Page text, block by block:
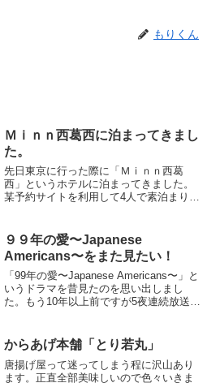
もりくん
Ｍｉｎｎ西葛西に泊まってきまし
た。
先日東京に行った際に「Ｍｉｎｎ西葛
西」というホテルに泊まってきました。
某予約サイトを利用して4人で素泊まり
月に完成したばかりだったのでとても綺
麗でした。チェック...
９９年の愛〜Japanese
Americans〜をまた見たい！
「99年の愛〜Japanese Americans〜」と
いうドラマを昔見たのを思い出しまし
た。もう10年以上前ですが5夜連続放送さ
んやイモトアヤコさん等も出ていたと思
い...
からあげ本舗「とり若丸」
唐揚げ屋って迷ってしまう程に沢山あり
ます。正直全部美味しいので色々いきま